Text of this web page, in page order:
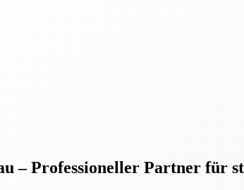
– Professioneller Partner für